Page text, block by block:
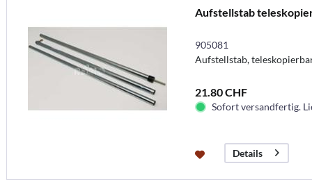
Aufstellstab
905081
Aufstellstab,
21.80 CHF
Sofort versandfertig.
Details